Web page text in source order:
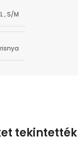
, S/M
tekintették